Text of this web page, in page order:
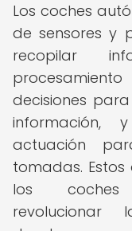
Los coches
de sensores y
recopilar
decisiones
actuación
tomadas.
los coches